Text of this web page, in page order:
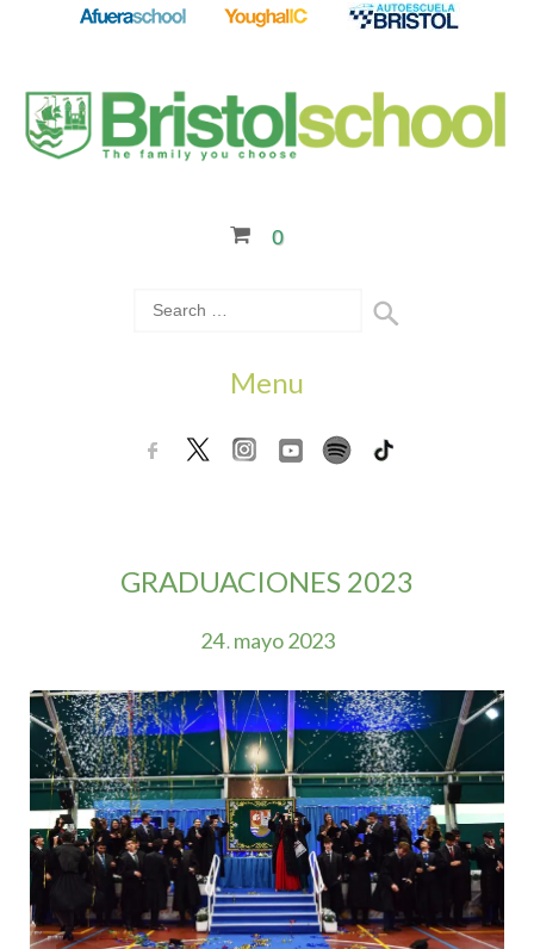
0
Menu
GRADUACIONES 2023
24. mayo2023